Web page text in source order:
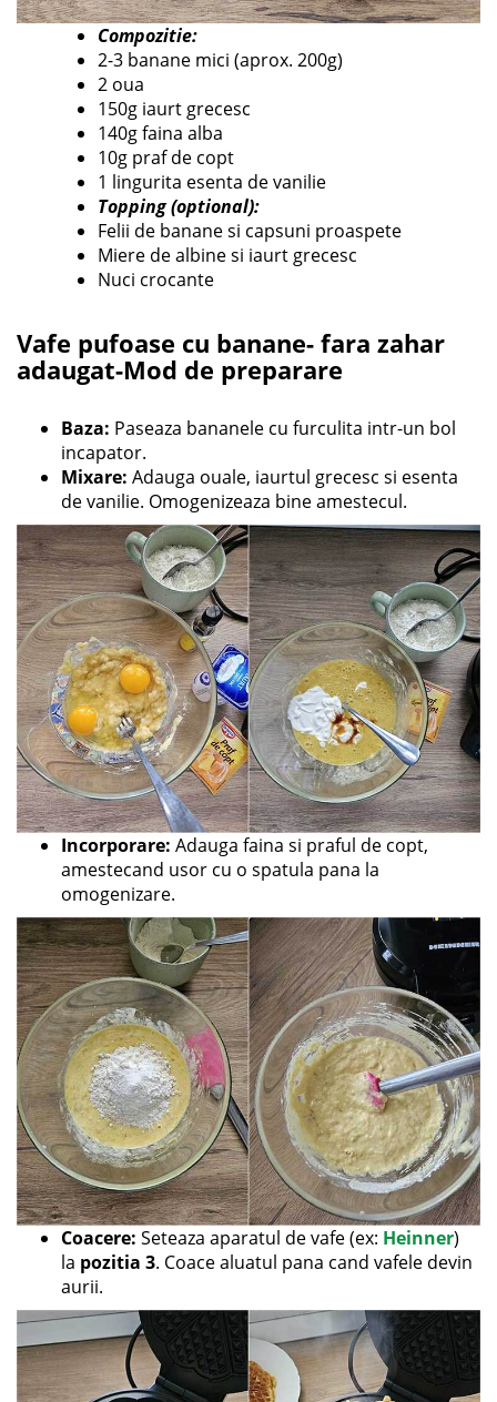
Compozitie:
​2-3 banane mici (aprox. 200g)
​2 oua
​150g iaurt grecesc
​140g faina alba
​10g praf de copt
​1 lingurita esenta de vanilie
Topping (optional):
​Felii de banane si capsuni proaspete
​Miere de albine si iaurt grecesc
​Nuci crocante
Vafe pufoase cu banane- fara zahar
adaugat-Mod de preparare
Baza: Paseaza bananele cu furculita intr-un bol
incapator.
Mixare: Adauga ouale, iaurtul grecesc si esenta
de vanilie. Omogenizeaza bine amestecul.
Incorporare: Adauga faina si praful de copt,
amestecand usor cu o spatula pana la
omogenizare.
Coacere: Seteaza aparatul de vafe (ex: Heinner)
la pozitia 3. Coace aluatul pana cand vafele devin
aurii.